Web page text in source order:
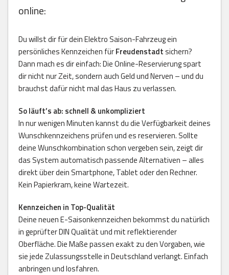
online:
Du willst dir für dein Elektro Saison-Fahrzeug ein
persönliches Kennzeichen fürFreudenstadtsichern?
Dann mach es dir einfach: Die Online-Reservierung spart
dir nicht nur Zeit, sondern auch Geld und Nerven – und du
brauchst dafür nicht mal das Haus zu verlassen.
So läuft’s ab: schnell & unkompliziert
In nur wenigen Minuten kannst du die Verfügbarkeit deines
Wunschkennzeichens prüfen und es reservieren. Sollte
deine Wunschkombination schon vergeben sein, zeigt dir
das System automatisch passende Alternativen – alles
direkt über dein Smartphone, Tablet oder den Rechner.
Kein Papierkram, keine Wartezeit.
Kennzeichen in Top-Qualität
Deine neuen E-Saisonkennzeichen bekommst du natürlich
in geprüfter DIN Qualität und mit reflektierender
Oberfläche. Die Maße passen exakt zu den Vorgaben, wie
sie jede Zulassungsstelle in Deutschland verlangt. Einfach
anbringen und losfahren.